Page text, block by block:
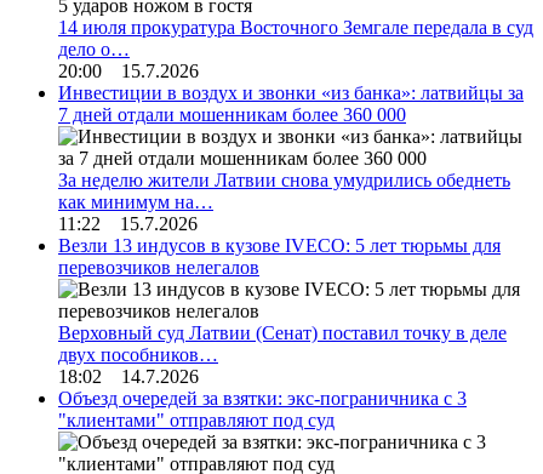
14 июля прокуратура Восточного Земгале передала в суд
дело о…
20:00 15.7.2026
Инвестиции в воздух и звонки «из банка»: латвийцы за
7 дней отдали мошенникам более 360 000
За неделю жители Латвии снова умудрились обеднеть
как минимум на…
11:22 15.7.2026
Везли 13 индусов в кузове IVECO: 5 лет тюрьмы для
перевозчиков нелегалов
Верховный суд Латвии (Сенат) поставил точку в деле
двух пособников…
18:02 14.7.2026
Объезд очередей за взятки: экс-пограничника с 3
"клиентами" отправляют под суд